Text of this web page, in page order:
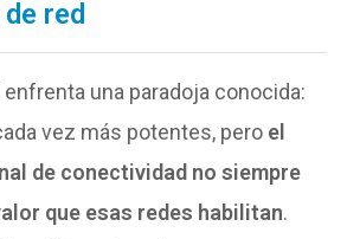
red
una paradoja conocida:
vez más potentes, pero el
de conectividad no siempre
que esas redes habilitan.